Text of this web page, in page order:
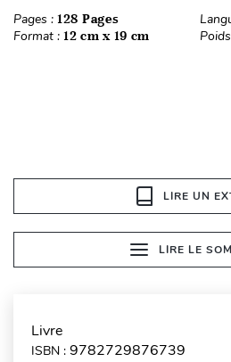
Pages : 128 Pages
Format : 12 cm x 19 cm
LIRE UN
LIRE LE
Livre
ISBN : 9782729876739